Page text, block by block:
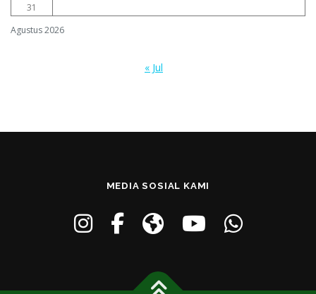
Agustus 2026
31
« Jul
MEDIA SOSIAL KAMI